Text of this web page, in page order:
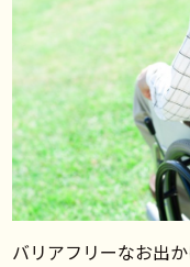
バリアフリーなお出